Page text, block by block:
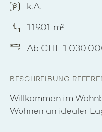
k.A.
119.01 m²
Ab CHF
BESCHREIBUNG
Willkommen im
Wohnen an idealer